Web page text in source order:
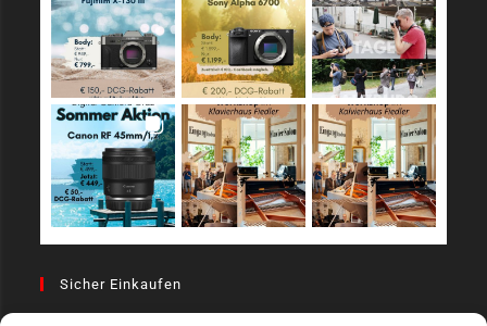
Sicher Einkaufen